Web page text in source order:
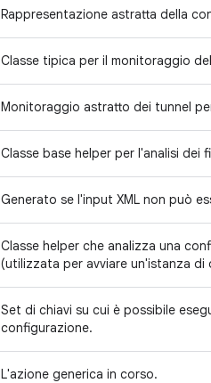
Rappresentazione astratta della
Classe tipica per il monitoraggio
Monitoraggio astratto dei tunnel
Classe base helper per l'analisi dei
Generato se l'input XML non può
Classe helper che analizza una
(utilizzata per avviare un'istanza di
Set di chiavi su cui è possibile
configurazione.
L'azione generica in corso.